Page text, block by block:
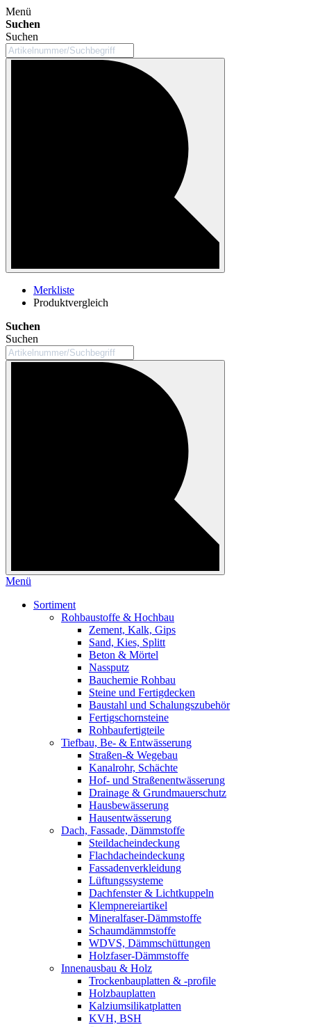
Menü
Suchen
Suchen
Merkliste
Produktvergleich
Suchen
Suchen
Menü
Sortiment
Rohbaustoffe & Hochbau
Zement, Kalk, Gips
Sand, Kies, Splitt
Beton & Mörtel
Nassputz
Bauchemie Rohbau
Steine und Fertigdecken
Baustahl und Schalungszubehör
Fertigschornsteine
Rohbaufertigteile
Tiefbau, Be- & Entwässerung
Straßen-& Wegebau
Kanalrohr, Schächte
Hof- und Straßenentwässerung
Drainage & Grundmauerschutz
Hausbewässerung
Hausentwässerung
Dach, Fassade, Dämmstoffe
Steildacheindeckung
Flachdacheindeckung
Fassadenverkleidung
Lüftungssysteme
Dachfenster & Lichtkuppeln
Klempnereiartikel
Mineralfaser-Dämmstoffe
Schaumdämmstoffe
WDVS, Dämmschüttungen
Holzfaser-Dämmstoffe
Innenausbau & Holz
Trockenbauplatten & -profile
Holzbauplatten
Kalziumsilikatplatten
KVH, BSH